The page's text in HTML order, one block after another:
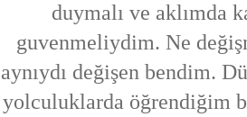
duymalı ve aklımda
guvenmeliydim. Ne
aynıydı değişen bendim.
yolculuklarda öğrendiğim